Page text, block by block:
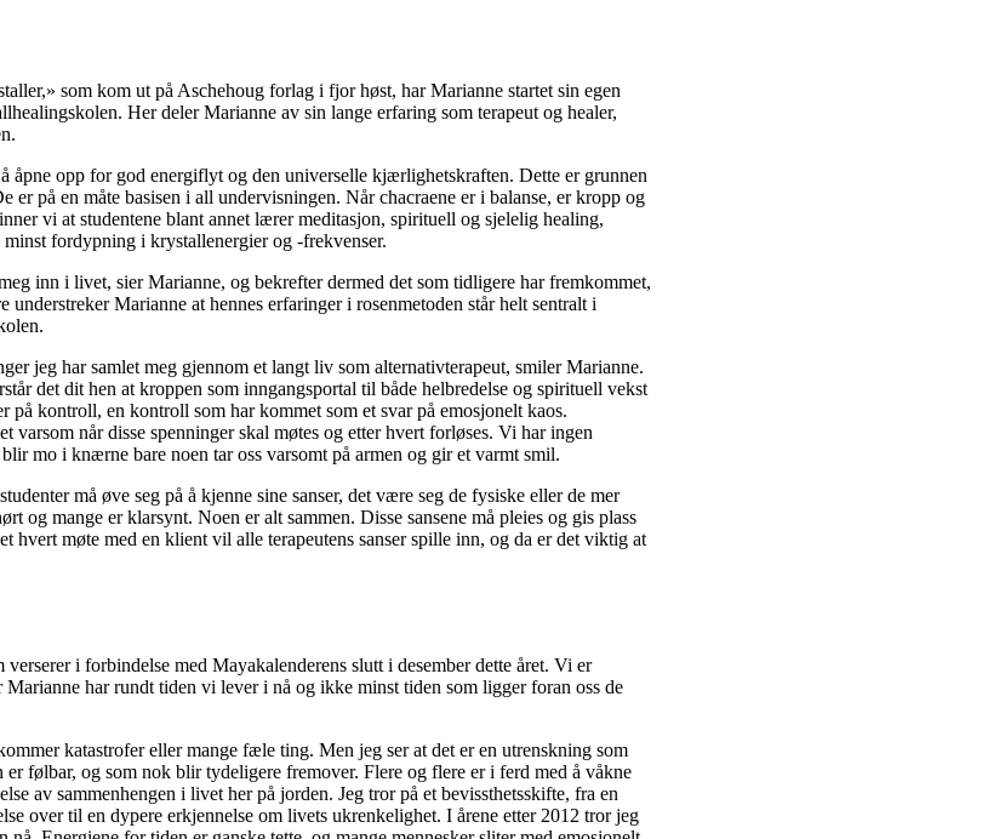
som kom ut på Aschehoug forlag i fjor høst, har Marianne startet sin egen
Her deler Marianne av sin lange erfaring som terapeut og healer,
åpne opp for god energiflyt og den universelle kjærlighetskraften. Dette er grunnen
er på en måte basisen i all undervisningen. Når chacraene er i balanse, er kropp og
vi at studentene blant annet lærer meditasjon, spirituell og sjelelig healing,
fordypning i krystallenergier og -frekvenser.
inn i livet, sier Marianne, og bekrefter dermed det som tidligere har fremkommet,
Marianne at hennes erfaringer i rosenmetoden står helt sentralt i
jeg har samlet meg gjennom et langt liv som alternativterapeut, smiler Marianne.
det dit hen at kroppen som inngangsportal til både helbredelse og spirituell vekst
kontroll, en kontroll som har kommet som et svar på emosjonelt kaos.
varsom når disse spenninger skal møtes og etter hvert forløses. Vi har ingen
mo i knærne bare noen tar oss varsomt på armen og gir et varmt smil.
må øve seg på å kjenne sine sanser, det være seg de fysiske eller de mer
og mange er klarsynt. Noen er alt sammen. Disse sansene må pleies og gis plass
hvert møte med en klient vil alle terapeutens sanser spille inn, og da er det viktig at
i forbindelse med Mayakalenderens slutt i desember dette året. Vi er
har rundt tiden vi lever i nå og ikke minst tiden som ligger foran oss de
katastrofer eller mange fæle ting. Men jeg ser at det er en utrenskning som
følbar, og som nok blir tydeligere fremover. Flere og flere er i ferd med å våkne
av sammenhengen i livet her på jorden. Jeg tror på et bevissthetsskifte, fra en
over til en dypere erkjennelse om livets ukrenkelighet. I årene etter 2012 tror jeg